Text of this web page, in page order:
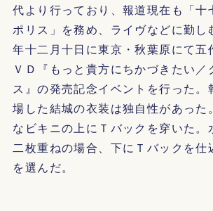
代より行っており、報道現在も「十
ポリス」を務め、ライヴなどに勤し
年十二月十日に東京・秋葉原にて五
ＶＤ『もっと貴方にちかづきたい／
ス』の発売記念イベントを行った。
場した結城の衣装は独自性があった
なビキニの上にＴバックを穿いた。
二枚重ねの場合、下にＴバックを仕
を選んだ。